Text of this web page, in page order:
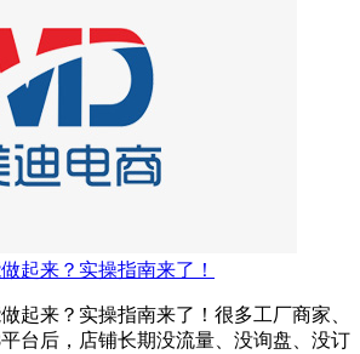
起来？实操指南来了！
起来？实操指南来了！很多工厂商家、
台后，店铺长期没流量、没询盘、没订